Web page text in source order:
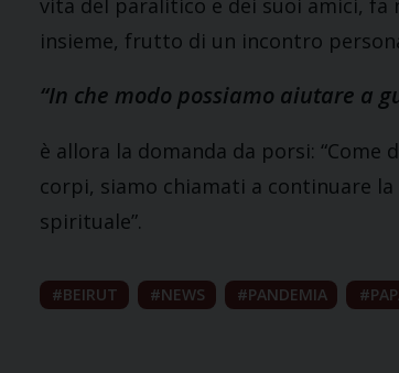
vita del paralitico e dei suoi amici,
insieme, frutto di un incontro
“In che modo possiamo aiutare a
è allora la domanda da porsi: “Come
corpi, siamo chiamati a continuare la
spirituale”.
BEIRUT NEWS PANDEMIA